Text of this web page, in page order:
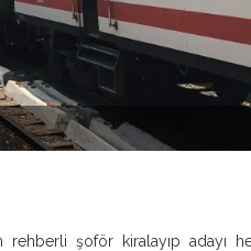
şoför kiralayıp adayı